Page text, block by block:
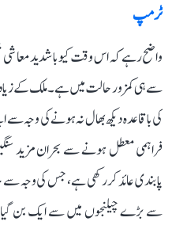
ٹرمپ
واضح رہے کہ اس وقت کیوبا شدید معاشی
سے ہی کمزور حالت میں ہے۔ ملک کے زیادہ
کی باقاعدہ دیکھ بھال نہ ہونے کی وجہ
فراہمی معطل ہونے سے بحران مزید
پابندی عائد کر رکھی ہے، جس کی وجہ سے
سے بڑے چیلنجوں میں سے ایک بن گیا